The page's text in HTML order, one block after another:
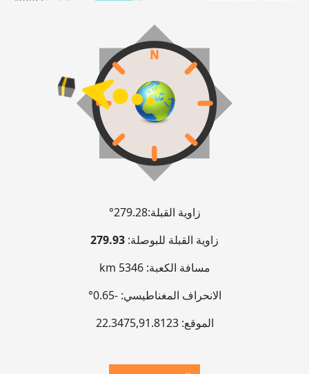
زاوية القبلة:279.28°
زاوية القبلة للبوصلة: 279.93
مسافة الكعبة:5346 km
الانحراف المغناطيسي:-0.65°
الموقع:
22.3475,91.8123